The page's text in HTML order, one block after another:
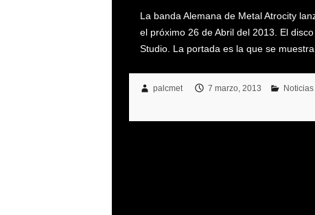
La banda Alemana de Metal Atrocity
el próximo 26 de Abril del 2013. El
Studio. La portada es la que se
palcmet 7 marzo, 2013 Noticias